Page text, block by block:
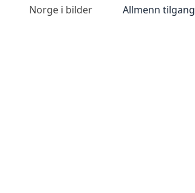
Norge i bilder Allmenn tilgang